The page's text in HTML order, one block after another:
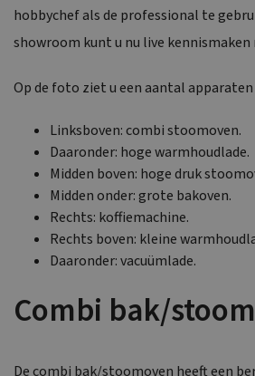
hobbychef als de professional te
showroom kunt u nu live kennismaken
Op de foto ziet u een aantal
Linksboven: combi stoomoven.
Daaronder: hoge warmhoudlade.
Midden boven: hoge druk
Midden onder: grote bakoven.
Rechts: koffiemachine.
Rechts boven: kleine
Daaronder: vacuümlade.
Combi bak/
De combi bak/stoomoven heeft een